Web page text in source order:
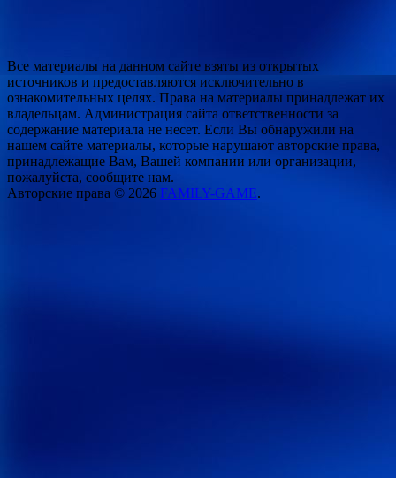
Все материалы на данном сайте взяты из открытых
источников и предоставляются исключительно в
ознакомительных целях. Права на материалы принадлежат их
владельцам. Администрация сайта ответственности за
содержание материала не несет. Если Вы обнаружили на
нашем сайте материалы, которые нарушают авторские права,
принадлежащие Вам, Вашей компании или организации,
пожалуйста, сообщите нам.
Авторские права © 2026 FAMILY-GAME.